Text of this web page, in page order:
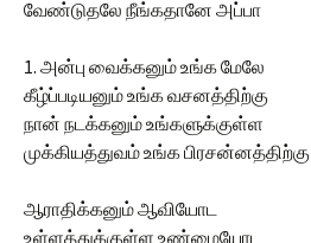
வேண்டுதலே நீங்கதானே அப்பா
1. அன்பு வைக்கனும் உங்க மேலே
கீழ்ப்படியனும் உங்க வசனத்திற்கு
நான் நடக்கனும் உங்களுக்குள்ள
முக்கியத்துவம் உங்க பிரசன்னத்திற்கு
ஆராதிக்கனும் ஆவியோட
உள்ளத்துக்குள்ள உண்மையோட